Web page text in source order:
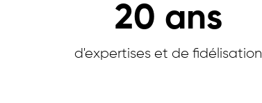
d'expertises et de fidélisation
20 ans